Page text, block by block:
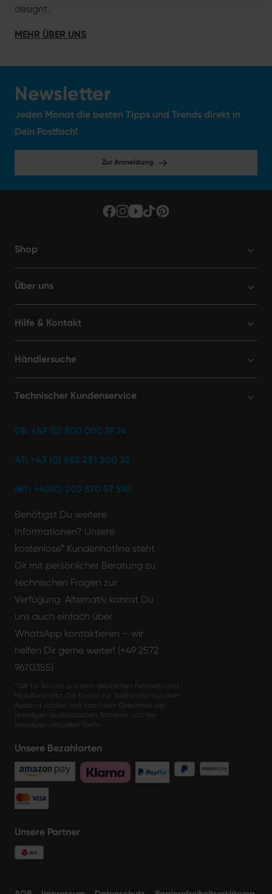
designt.
MEHR ÜBER UNS
Newsletter
Jeden Monat die besten Tipps und Trends direkt in
Dein Postfach!
Zur Anmeldung
Shop
Über uns
Hilfe & Kontakt
Händlersuche
Technischer Kundenservice
DE: +49 (0) 800 000 19 74
AT: +43 (0) 662 251 300 32
INT: +40(0) 203 570 57 510
Benötigst Du weitere
Informationen? Unsere
kostenlose* Kundenhotline steht
Dir mit persönlicher Beratung zu
technischen Fragen zur
Verfügung. Alternativ kannst Du
uns auch einfach über
WhatsApp kontaktieren – wir
helfen Dir gerne weiter! (+49 2572
9670355)
*Gilt für Anrufe aus dem deutschen Festnetz und
Mobilfunknetz. Die Kosten für Telefonate aus dem
Ausland richten sich nach den Gebühren der
jeweiligen ausländischen Anbieter und der
jeweiligen aktuellen Tarife.
Unsere Bezahlarten
Unsere Partner